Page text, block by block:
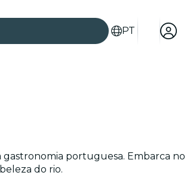
PT
gastronomia portuguesa. Embarca no
do rio.